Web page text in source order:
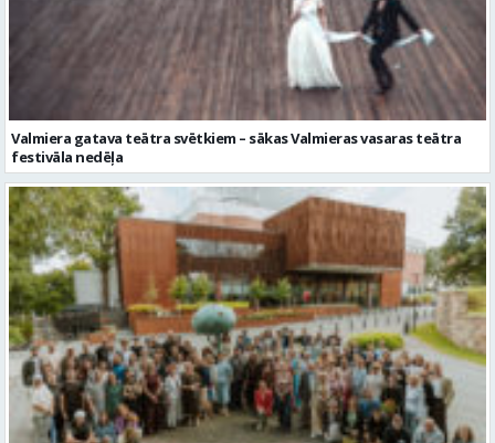
Valmiera gatava teātra svētkiem – sākas Valmieras vasaras teātra
festivāla nedēļa